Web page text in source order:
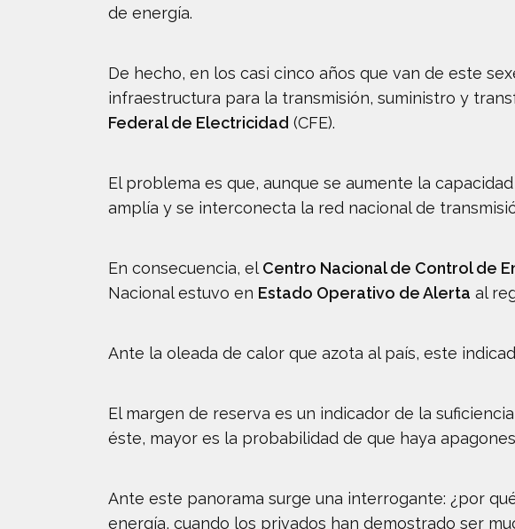
de energía.
De hecho, en los casi cinco años que van de este
infraestructura para la transmisión, suministro y
Federal de Electricidad (CFE).
El problema es que, aunque se aumente la
amplía y se interconecta la red nacional de
En consecuencia, el Centro Nacional de Control de
Nacional estuvo en Estado Operativo de Alerta al
Ante la oleada de calor que azota al país, este
El margen de reserva es un indicador de la
éste, mayor es la probabilidad de que haya
Ante este panorama surge una interrogante: ¿por
energía, cuando los privados han demostrado ser